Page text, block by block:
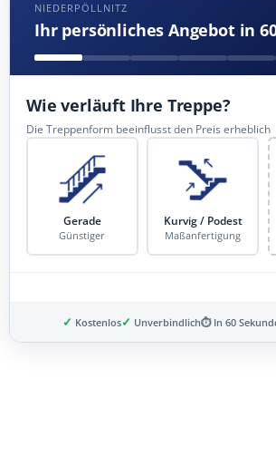
NIEDERPÖLLNITZ
Ihr persönliches Angebot in
Wie verläuft Ihre Treppe?
Die Treppenform beeinflusst den Preis erheblich
Gerade
Günstiger
Kurvig / Podest
Maßanfertigung
✓ Kostenlos✓ Unverbindlich⏱ In 60